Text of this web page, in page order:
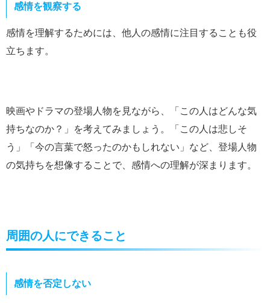
感情を観察する
感情を理解するためには、他人の感情に注目することも役
立ちます。
映画やドラマの登場人物を見ながら、「この人はどんな気
持ちなのか？」を考えてみましょう。「この人は悲しそ
う」「今の言葉で怒ったのかもしれない」など、登場人物
の気持ちを想像することで、感情への理解が深まります。
周囲の人にできること
感情を否定しない